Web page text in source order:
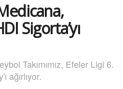
Sigorta’yı
Takımımız, Efeler Ligi 6.
ağırlıyor.